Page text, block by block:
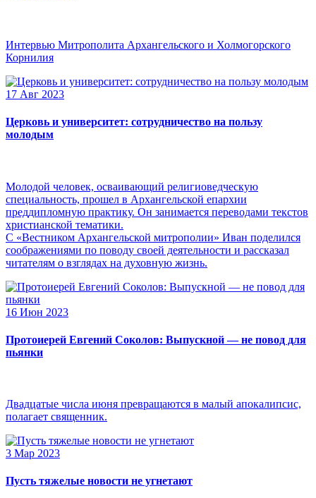
Интервью Митрополита Архангельского и Холмогорского
Корнилия
17 Авг 2023
Церковь и университет: сотрудничество на пользу
молодым
Молодой человек, осваивающий религиоведческую
специальность, прошел в Архангельской епархии
преддипломную практику. Он занимается переводами текстов
христианской тематики.
С «Вестником Архангельской митрополии» Иван поделился
соображениями по поводу своей деятельности и рассказал
читателям о взглядах на духовную жизнь.
16 Июн 2023
Протоиерей Евгений Соколов: Выпускной — не повод для
пьянки
Двадцатые числа июня превращаются в малый апокалипсис,
полагает священник.
3 Мар 2023
Пусть тяжелые новости не угнетают